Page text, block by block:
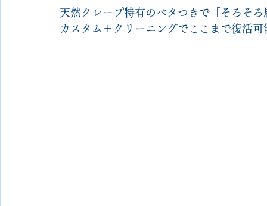
天然クレープ特有のベタつきで「そろそ
カスタム＋クリーニングでここまで復活可